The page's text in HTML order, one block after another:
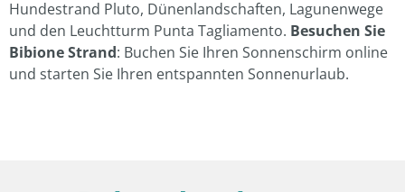
Hundestrand Pluto, Dünenlandschaften, Lagunenwege
und den Leuchtturm Punta Tagliamento. Besuchen Sie
Bibione Strand: Buchen Sie Ihren Sonnenschirm online
und starten Sie Ihren entspannten Sonnenurlaub.